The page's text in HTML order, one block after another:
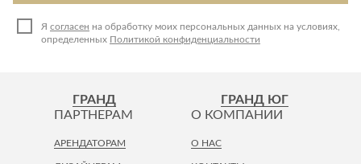
Я согласен на обработку моих персональных данных на условиях,
определенных Политикой конфиденциальности
ГРАНД ГРАНД ЮГ
ПАРТНЕРАМ
АРЕНДАТОРАМ
О КОМПАНИИ
О НАС